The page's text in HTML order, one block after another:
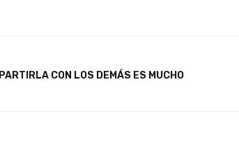
CON LOS DEMÁS ES MUCHO